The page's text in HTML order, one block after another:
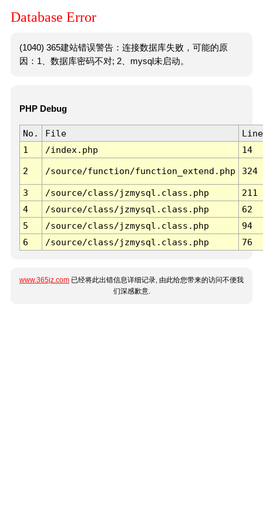
Database Error
(1040) 365建站错误警告：连接数据库失败，可能的原
因：1、数据库密码不对; 2、mysql未启动。
PHP Debug
No. File
Line
1
/index.php 14
2 /source/function/function_extend.php 324
3 /source/class/jzmysql.class.php
211
4
/source/class/jzmysql.class.php
62
5
/source/class/jzmysql.class.php
94
6
/source/class/jzmysql.class.php 76
www.365jz.com 已经将此出错信息详细记录, 由此给您带来的访问不便我
们深感歉意.